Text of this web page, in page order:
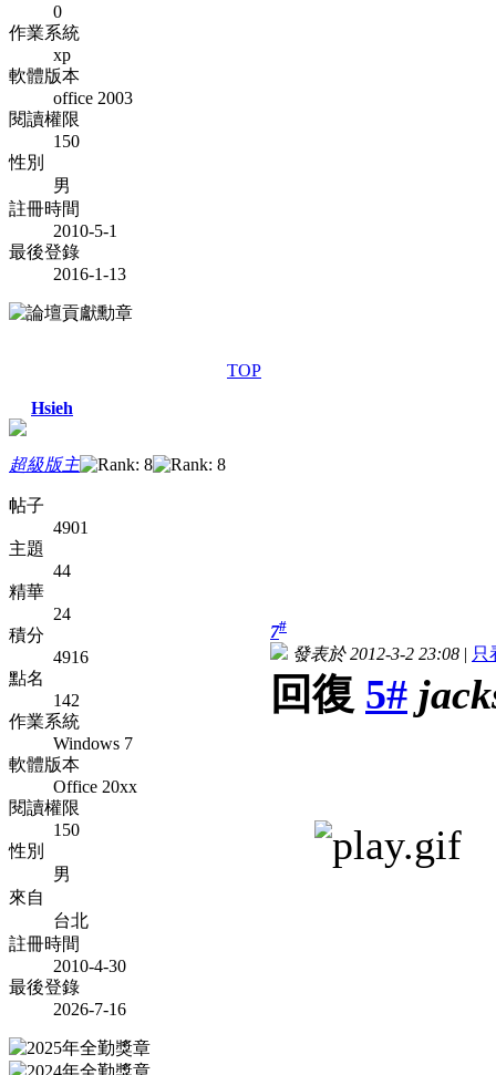
0
作業系統
xp
軟體版本
office 2003
閱讀權限
150
性別
男
註冊時間
2010-5-1
最後登錄
2016-1-13
TOP
Hsieh
超級版主
帖子
4901
主題
44
精華
24
積分
4916
點名
142
作業系統
Windows 7
軟體版本
Office 20xx
閱讀權限
150
性別
男
來自
台北
註冊時間
2010-4-30
最後登錄
2026-7-16
7#
發表於 2012-3-2 23:08 | 只
回復 5#